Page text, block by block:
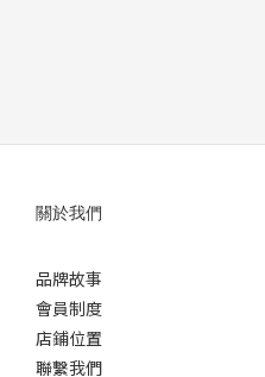
關於我們
品牌故事
會員制度
店鋪位置
聯繫我們